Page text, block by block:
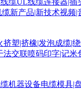
缆UL线缆连接器|插
缆新产品|新技术视频|
挤塑|挤橡|发泡成缆|
法交联喷码印字|记米
机器设备电缆模具|